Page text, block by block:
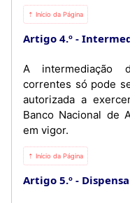
⇡ Início da Página
Artigo 4.º
A intermediação
correntes só pode
autorizada a
Banco Nacional de
em vigor.
⇡ Início da Página
Artigo 5.º